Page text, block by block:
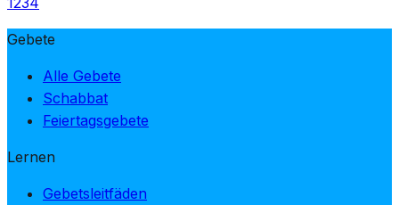
Gebete
Alle Gebete
Schabbat
Feiertagsgebete
Lernen
Gebetsleitfäden